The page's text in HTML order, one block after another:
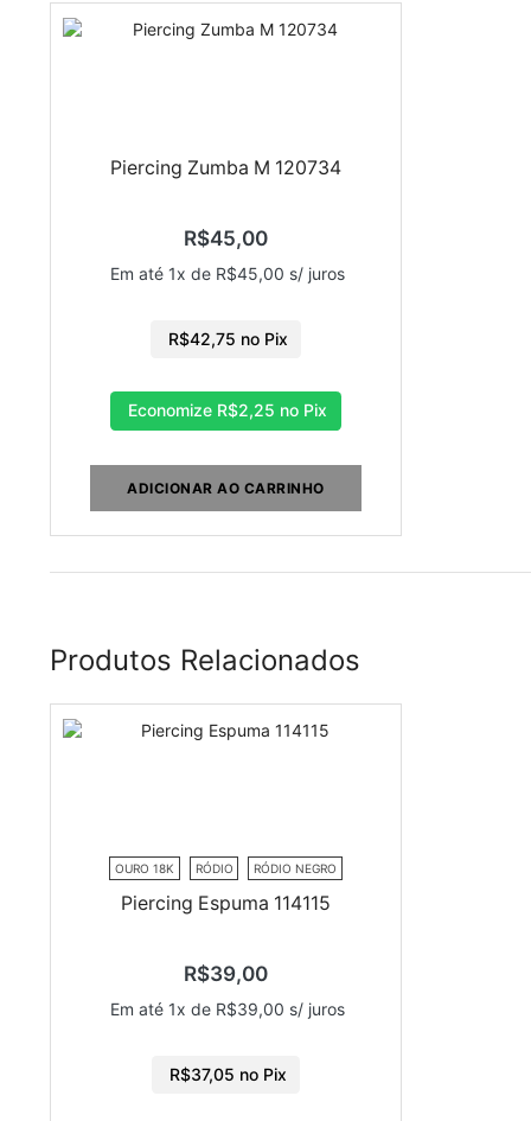
Piercing Zumba M 120734
R$45,00
Em até 1x de R$45,00 s/ juros
R$42,75 no Pix
Economize R$2,25 no Pix
ADICIONAR AO CARRINHO
Produtos Relacionados
OURO 18K RÓDIO RÓDIO NEGRO
Piercing Espuma 114115
R$39,00
Em até 1x de R$39,00 s/ juros
R$37,05 no Pix